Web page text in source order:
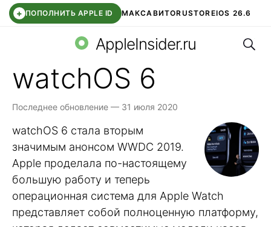
+ ПОПОЛНИТЬ APPLE ID МАКСАВИТОRUSTOREIOS 26.6
СБЕР КИДС ВТБ ОНЛАЙН ЧАТ В ROBLOX
AppleInsider.ru
watchOS 6
Последнее обновление — 31 июля 2020
watchOS 6 стала вторым
значимым анонсом WWDC 2019.
Apple проделала по-настоящему
большую работу и теперь
операционная система для Apple Watch
представляет собой полноценную платформу,